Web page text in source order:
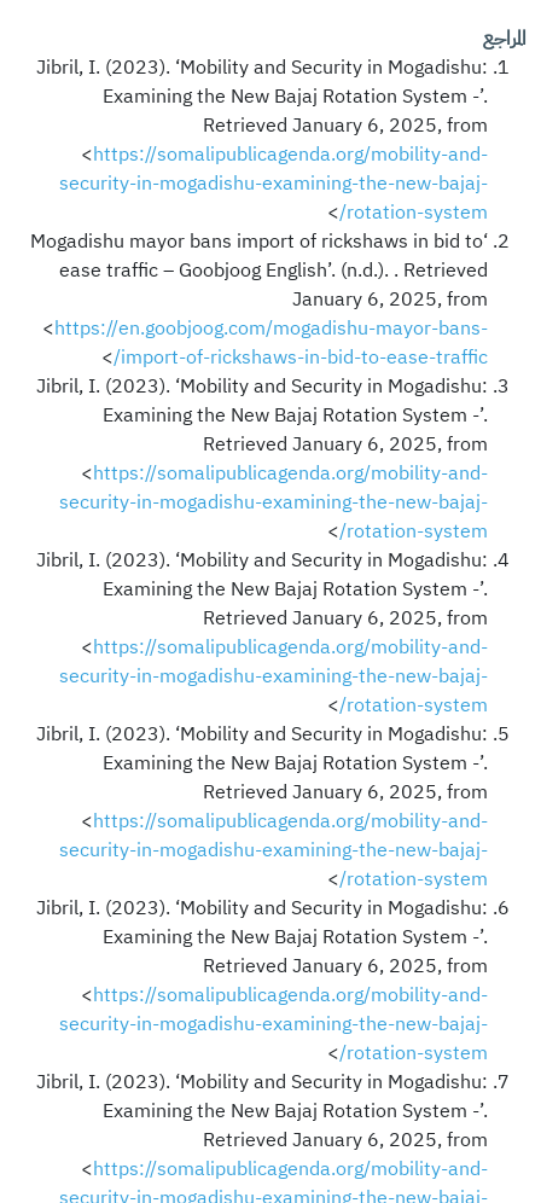
المراجع
Jibril, I. (2023). ‘Mobility and Security in Mogadishu:
Examining the New Bajaj Rotation System -’.
Retrieved January 6, 2025, from
<https://somalipublicagenda.org/mobility-and-
security-in-mogadishu-examining-the-new-bajaj-
rotation-system/
>
‘Mogadishu mayor bans import of rickshaws in bid to
ease traffic – Goobjoog English’. (n.d.). . Retrieved
January 6, 2025, from
<https://en.goobjoog.com/mogadishu-mayor-bans-
import-of-rickshaws-in-bid-to-ease-traffic/
>
Jibril, I. (2023). ‘Mobility and Security in Mogadishu:
Examining the New Bajaj Rotation System -’.
Retrieved January 6, 2025, from
<https://somalipublicagenda.org/mobility-and-
security-in-mogadishu-examining-the-new-bajaj-
rotation-system/
>
Jibril, I. (2023). ‘Mobility and Security in Mogadishu:
Examining the New Bajaj Rotation System -’.
Retrieved January 6, 2025, from
<https://somalipublicagenda.org/mobility-and-
security-in-mogadishu-examining-the-new-bajaj-
rotation-system/
>
Jibril, I. (2023). ‘Mobility and Security in Mogadishu:
Examining the New Bajaj Rotation System -’.
Retrieved January 6, 2025, from
<https://somalipublicagenda.org/mobility-and-
security-in-mogadishu-examining-the-new-bajaj-
rotation-system/
>
Jibril, I. (2023). ‘Mobility and Security in Mogadishu:
Examining the New Bajaj Rotation System -’.
Retrieved January 6, 2025, from
<https://somalipublicagenda.org/mobility-and-
security-in-mogadishu-examining-the-new-bajaj-
rotation-system/
>
Jibril, I. (2023). ‘Mobility and Security in Mogadishu:
Examining the New Bajaj Rotation System -’.
Retrieved January 6, 2025, from
<https://somalipublicagenda.org/mobility-and-